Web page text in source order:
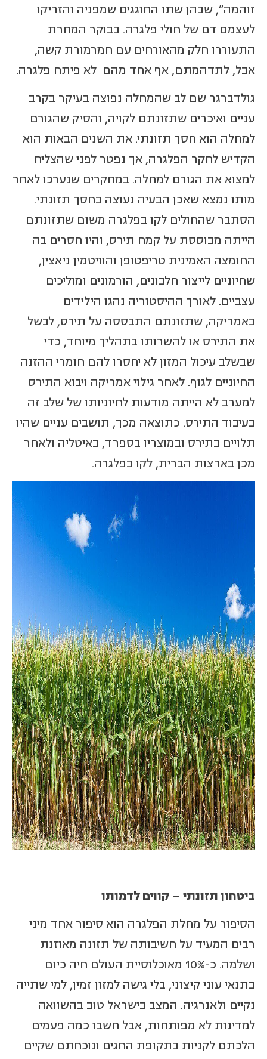
זוהמה", שבהן שתו החוגגים שמפניה והזריקו
לעצמם דם של חולי פלגרה. בבוקר המחרת
התעוררו חלק מהאורחים עם חמרמורת קשה,
אבל, לתדהמתם, אף אחד מהם לא פיתח פלגרה.
גולדברגר שם לב שהמחלה נפוצה בעיקר בקרב
עניים ואיכרים שתזונתם לקויה, והסיק שהגורם
למחלה הוא חסך תזונתי. את השנים הבאות הוא
הקדיש לחקר הפלגרה, אך נפטר לפני שהצליח
למצוא את הגורם למחלה. במחקרים שנערכו לאחר
מותו נמצא שאכן הבעיה נעוצה בחסך תזונתי.
הסתבר שהחולים לקו בפלגרה משום שתזונתם
הייתה מבוססת על קמח תירס, והיו חסרים בה
החומצה האמינית טריפטופן והוויטמין ניאצין,
שחיוניים לייצור חלבונים, הורמונים ומוליכים
עצביים. לאורך ההיסטוריה נהגו הילידים
באמריקה, שתזונתם התבססה על תירס, לבשל
את התירס או להשרותו בתהליך מיוחד, כדי
שבשלב עיכול המזון לא יחסרו להם חומרי ההזנה
החיוניים לגוף. לאחר גילוי אמריקה ויבוא התירס
למערב לא הייתה מודעות לחיוניותו של שלב זה
בעיבוד התירס. כתוצאה מכך, תושבים עניים שהיו
תלויים בתירס ובמוצריו בספרד, באיטליה ולאחר
מכן בארצות הברית, לקו בפלגרה.
ביטחון תזונתי – קווים לדמותו
הסיפור על מחלת הפלגרה הוא סיפור אחד מיני
רבים המעיד על חשיבותה של תזונה מאוזנת
ושלמה. כ-10% מאוכלוסיית העולם חיה כיום
בתנאי עוני קיצוני, בלי גישה למזון זמין, למי שתייה
נקיים ולאנרגיה. המצב בישראל טוב בהשוואה
למדינות לא מפותחות, אבל חשבו כמה פעמים
הלכתם לקניות בתקופת החגים ונוכחתם שקיים